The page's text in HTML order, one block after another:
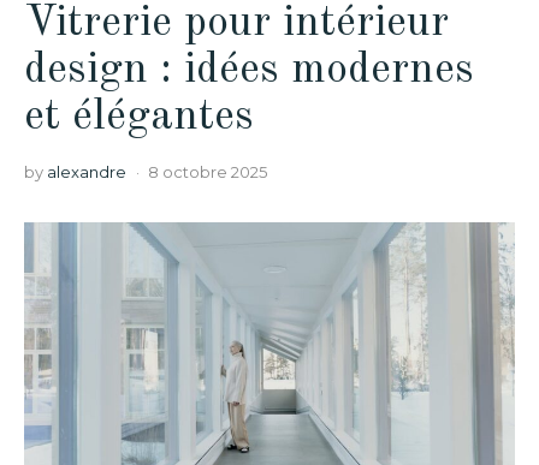
Vitrerie pour intérieur
design : idées modernes
et élégantes
by alexandre 8 octobre 2025